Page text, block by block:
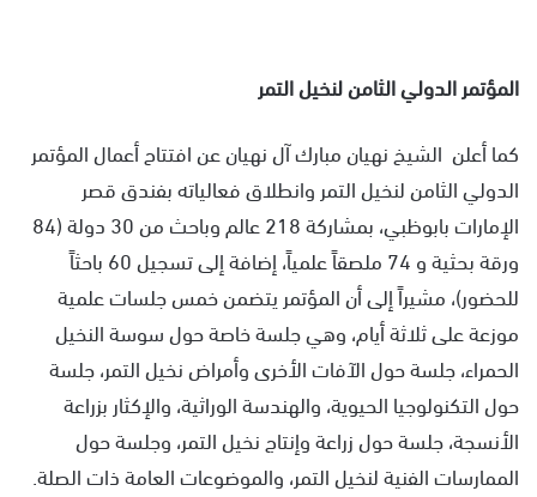
المؤتمر الدولي الثامن لنخيل التمر
كما أعلن الشيخ نهيان مبارك آل نهيان عن افتتاح أعمال المؤتمر
الدولي الثامن لنخيل التمر وانطلاق فعالياته بفندق قصر
الإمارات بابوظبي، بمشاركة 218 عالم وباحث من 30 دولة (84
ورقة بحثية و 74 ملصقاً علمياً، إضافة إلى تسجيل 60 باحثاً
للحضور)، مشيراً إلى أن المؤتمر يتضمن خمس جلسات علمية
موزعة على ثلاثة أيام، وهي جلسة خاصة حول سوسة النخيل
الحمراء، جلسة حول الآفات الأخرى وأمراض نخيل التمر، جلسة
حول التكنولوجيا الحيوية، والهندسة الوراثية، والإكثار بزراعة
الأنسجة، جلسة حول زراعة وإنتاج نخيل التمر، وجلسة حول
الممارسات الفنية لنخيل التمر، والموضوعات العامة ذات الصلة.